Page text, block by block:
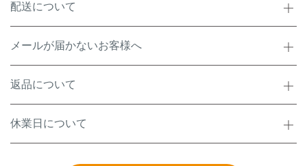
配送について
メールが届かないお客様へ
返品について
休業日について